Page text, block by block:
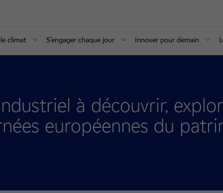
climat S’engager chaque jour Innover pour demain
à découvrir,
européennes du